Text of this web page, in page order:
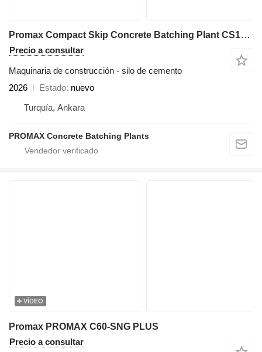
Promax Compact Skip Concrete Batching Plant CS100-TWN-LINE (100m3/h)
Precio a consultar
Maquinaria de construcción - silo de cemento
2026
Estado nuevo
Turquía, Ankara
PROMAX Concrete Batching Plants
VÍDEO
Promax PROMAX C60-SNG PLUS
Precio a consultar